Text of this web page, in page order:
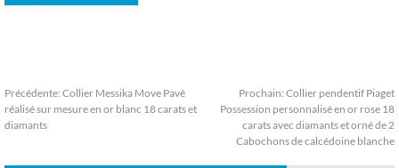
Précédente: Collier Messika Move Pavé
réalisé sur mesure en or blanc 18 carats et
diamants
Prochain: Collier pendentif Piaget
Possession personnalisé en or rose 18
carats avec diamants et orné de 2
Cabochons de calcédoine blanche